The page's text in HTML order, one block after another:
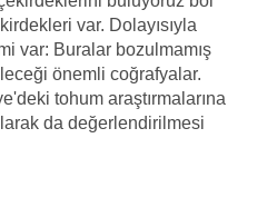
var. Dolayısıyla
var: Buralar bozulmamış
önemli coğrafyalar.
tohum araştırmalarına
da değerlendirilmesi